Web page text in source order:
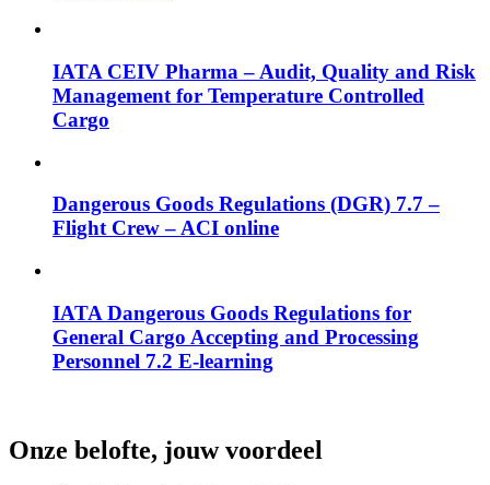
IATA CEIV Pharma – Audit, Quality and Risk
Management for Temperature Controlled
Cargo
Dangerous Goods Regulations (DGR) 7.7 –
Flight Crew – ACI online
IATA Dangerous Goods Regulations for
General Cargo Accepting and Processing
Personnel 7.2 E-learning
Onze belofte, jouw voordeel